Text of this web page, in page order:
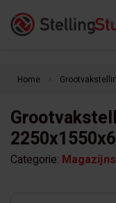
Home keyboard_arrow_right
Categorie: